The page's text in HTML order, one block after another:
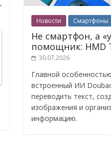
Новости Смартфоны
Не смартфон, а
помощник: HMD
30.07.2026
Главной
встроенный ИИ
переводить текст,
изображения и
информацию.